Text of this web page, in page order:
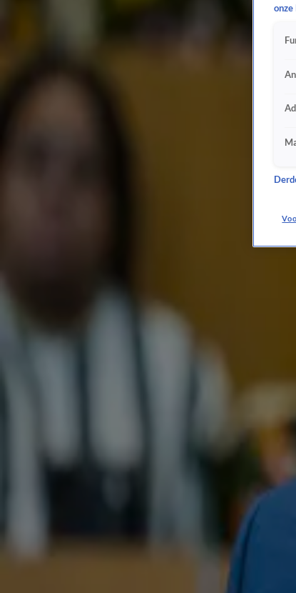
Tom Beugelsdijk geïnterviewd bij Hart voor Den Haag-verkiezingsavond: 'Steek je
Rob Jetten onderneemt geen actie tegen hoge benzineprijzen: 'Niet te hard van
Thierry Baudet reageert op ophef: 'Volgens mij vinden jullie altijd wel iets om over
Wierd Duk onthult op welke partij hij gestemd heeft bij de
Richard de Mos (Hart voor Den Haag) reageert op 17 zetels in exitpoll: 'Ik dacht:
18 mrt, 13:50